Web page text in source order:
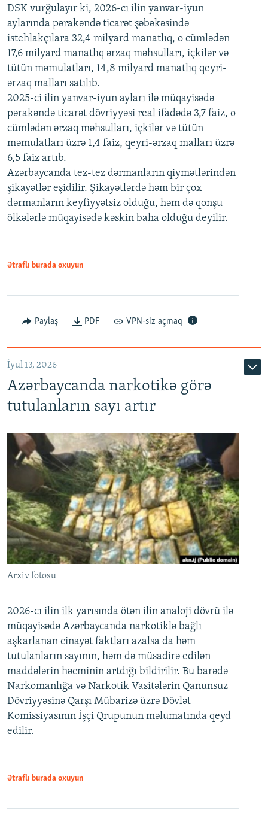
DSK vurğulayır ki, 2026-cı ilin yanvar-iyun
aylarında pərakəndə ticarət şəbəkəsində
istehlakçılara 32,4 milyard manatlıq, o cümlədən
17,6 milyard manatlıq ərzaq məhsulları, içkilər və
tütün məmulatları, 14,8 milyard manatlıq qeyri-
ərzaq malları satılıb.
2025-ci ilin yanvar-iyun ayları ilə müqayisədə
pərakəndə ticarət dövriyyəsi real ifadədə 3,7 faiz, o
cümlədən ərzaq məhsulları, içkilər və tütün
məmulatları üzrə 1,4 faiz, qeyri-ərzaq malları üzrə
6,5 faiz artıb.
Azərbaycanda tez-tez dərmanların qiymətlərindən
şikayətlər eşidilir. Şikayətlərdə həm bir çox
dərmanların keyfiyyətsiz olduğu, həm də qonşu
ölkələrlə müqayisədə kəskin baha olduğu deyilir.
Ətraflı burada oxuyun
Paylaş PDF VPN-siz açmaq
İyul 13, 2026
Azərbaycanda narkotikə görə
tutulanların sayı artır
Arxiv fotosu
2026-cı ilin ilk yarısında ötən ilin analoji dövrü ilə
müqayisədə Azərbaycanda narkotiklə bağlı
aşkarlanan cinayət faktları azalsa da həm
tutulanların sayının, həm də müsadirə edilən
maddələrin həcminin artdığı bildirilir. Bu barədə
Narkomanlığa və Narkotik Vasitələrin Qanunsuz
Dövriyyəsinə Qarşı Mübarizə üzrə Dövlət
Komissiyasının İşçi Qrupunun məlumatında qeyd
edilir.
Ətraflı burada oxuyun